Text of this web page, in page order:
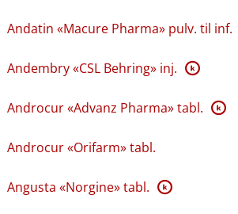
Andatin «Macure Pharma» pulv. til inf.
Andembry «CSL Behring» inj. K
Androcur «Advanz Pharma» tabl. K
Androcur «Orifarm» tabl.
Angusta «Norgine» tabl. K